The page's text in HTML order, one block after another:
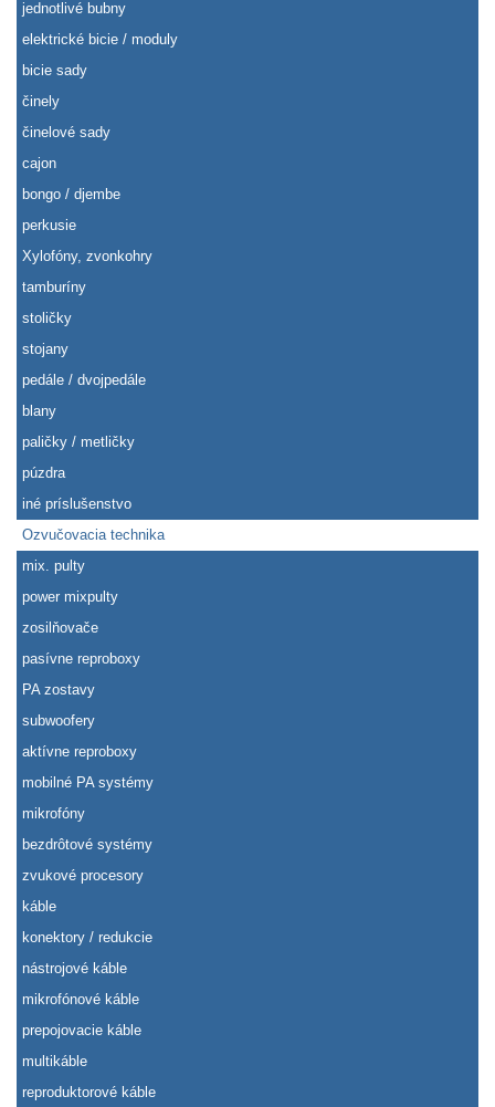
jednotlivé bubny
elektrické bicie / moduly
bicie sady
činely
činelové sady
cajon
bongo / djembe
perkusie
Xylofóny, zvonkohry
tamburíny
stoličky
stojany
pedále / dvojpedále
blany
paličky / metličky
púzdra
iné príslušenstvo
Ozvučovacia technika
mix. pulty
power mixpulty
zosilňovače
pasívne reproboxy
PA zostavy
subwoofery
aktívne reproboxy
mobilné PA systémy
mikrofóny
bezdrôtové systémy
zvukové procesory
káble
konektory / redukcie
nástrojové káble
mikrofónové káble
prepojovacie káble
multikáble
reproduktorové káble